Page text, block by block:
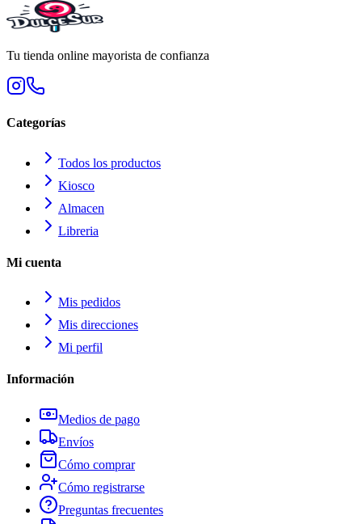
Tu tienda online mayorista de confianza
Categorías
Todos los productos
Kiosco
Almacen
Libreria
Mi cuenta
Mis pedidos
Mis direcciones
Mi perfil
Información
Medios de pago
Envíos
Cómo comprar
Cómo registrarse
Preguntas frecuentes